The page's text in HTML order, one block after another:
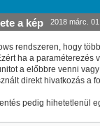
a kép 2018 márc.
rendszeren, hogy
ha a paraméterezés
a előbbre venni
direkt hivatkozás a
pedig hihetetlenül